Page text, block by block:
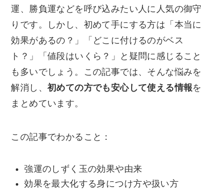
運、勝負運などを呼び込みたい人に人気の御守
りです。しかし、初めて手にする方は「本当に
効果があるの？」「どこに付けるのがベス
ト？」「値段はいくら？」と疑問に感じること
も多いでしょう。この記事では、そんな悩みを
解消し、初めての方でも安心して使える情報を
まとめています。
この記事でわかること：
強運のしずく玉の効果や由来
効果を最大化する身につけ方や扱い方